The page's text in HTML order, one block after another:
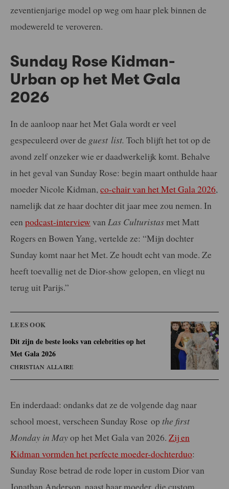
zeventienjarige model op weg om haar plek binnen de
modewereld te veroveren.
Sunday Rose Kidman-
Urban op het Met Gala
2026
In de aanloop naar het Met Gala wordt er veel
gespeculeerd over de guest list. Toch blijft het tot op de
avond zelf onzeker wie er daadwerkelijk komt. Behalve
in het geval van Sunday Rose: begin maart onthulde haar
moeder Nicole Kidman, co-chair van het Met Gala 2026,
namelijk dat ze haar dochter dit jaar mee zou nemen. In
een podcast-interview van Las Culturistas met Matt
Rogers en Bowen Yang, vertelde ze: “Mijn dochter
Sunday komt naar het Met. Ze houdt echt van mode. Ze
heeft toevallig net de Dior-show gelopen, en vliegt nu
terug uit Parijs.”
LEES OOK
Dit zijn de beste looks van celebrities op het
Met Gala 2026
CHRISTIAN ALLAIRE
En inderdaad: ondanks dat ze de volgende dag naar
school moest, verscheen Sunday Rose op the first
Monday in Mayop het Met Gala van 2026. Zij en
Kidman vormden het perfecte moeder-dochterduo:
Sunday Rose betrad de rode loper in custom Dior van
Jonathan Anderson, naast haar moeder, die custom